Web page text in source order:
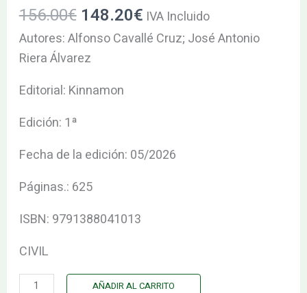
156.00€ 148.20€ IVA Incluido
Autores: Alfonso Cavallé Cruz; José Antonio
Riera Álvarez
Editorial: Kinnamon
Edición: 1ª
Fecha de la edición: 05/2026
Páginas.: 625
ISBN: 9791388041013
CIVIL
AÑADIR AL CARRITO